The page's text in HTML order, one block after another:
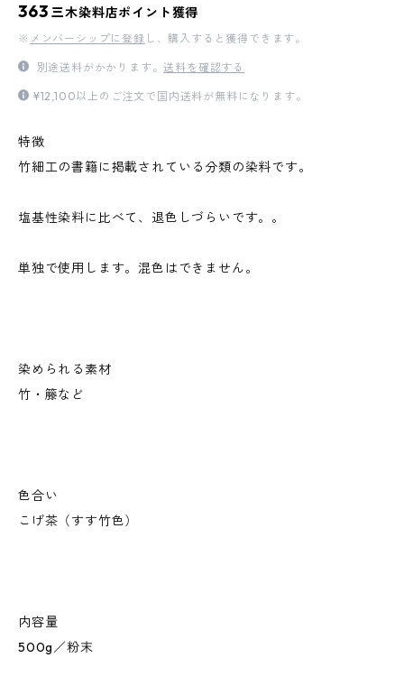
363 三木染料店ポイント獲得
※ メンバーシップに登録 し、購入すると獲得できます。
別途送料がかかります。送料を確認する
¥12,100以上のご注文で国内送料が無料になります。
特徴
竹細工の書籍に掲載されている分類の染料です。
塩基性染料に比べて、退色しづらいです。。
単独で使用します。混色はできません。
染められる素材
竹・籐など
色合い
こげ茶（すす竹色）
内容量
500g／粉末